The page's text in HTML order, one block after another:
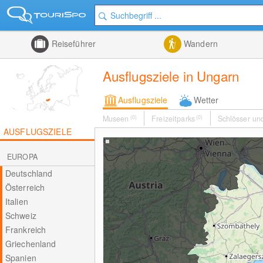
Reiseführer Wandern
Ausflugsziele in Ungarn
Ausflugsziele Wetter
Museen (0) Freizeitparks (0) Schlösser
AUSFLUGSZIELE
EUROPA
Deutschland
Österreich
Italien
Schweiz
Frankreich
Griechenland
Spanien